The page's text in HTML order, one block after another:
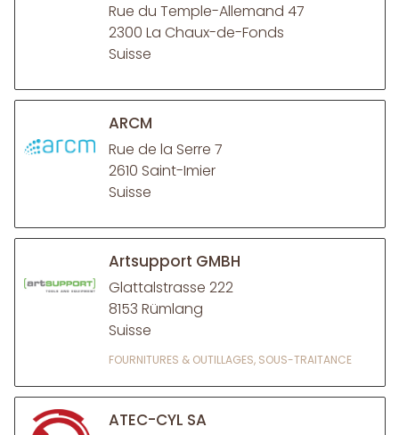
Rue du Temple-Allemand 47
2300 La Chaux-de-Fonds
Suisse
ARCM
Rue de la Serre 7
2610 Saint-Imier
Suisse
Artsupport GMBH
Glattalstrasse 222
8153 Rümlang
Suisse
FOURNITURES & OUTILLAGES, SOUS-TRAITANCE
ATEC-CYL SA